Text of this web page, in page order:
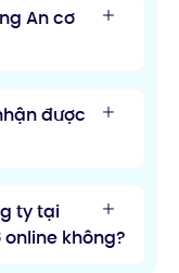
An cơ
được
ty tại
không?